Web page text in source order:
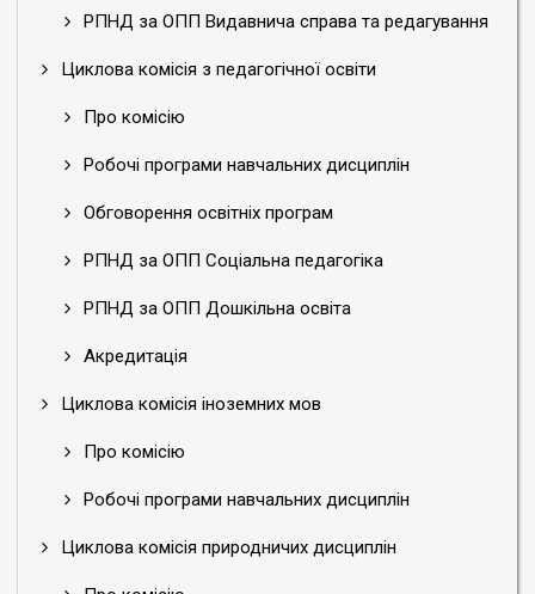
РПНД за ОПП Видавнича справа та редагування
Циклова комісія з педагогічної освіти
Про комісію
Робочі програми навчальних дисциплін
Обговорення освітніх програм
РПНД за ОПП Соціальна педагогіка
РПНД за ОПП Дошкільна освіта
Акредитація
Циклова комісія іноземних мов
Про комісію
Робочі програми навчальних дисциплін
Циклова комісія природничих дисциплін